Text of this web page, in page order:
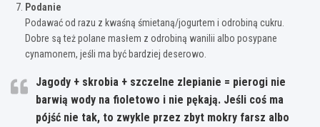
Podanie
Podawać od razu z kwaśną śmietaną/jogurtem i odrobiną cukru.
Dobre są też polane masłem z odrobiną wanilii albo posypane
cynamonem, jeśli ma być bardziej deserowo.
Jagody + skrobia + szczelne zlepianie = pierogi nie
barwią wody na fioletowo i nie pękają. Jeśli coś ma
pójść nie tak, to zwykle przez zbyt mokry farsz albo